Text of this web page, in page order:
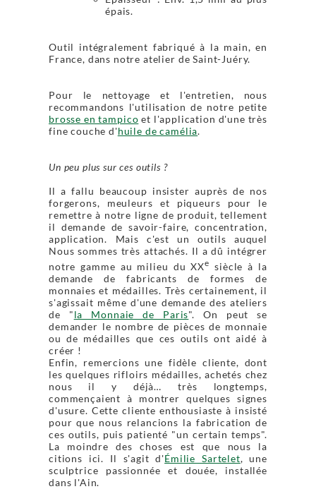
épais.
Outil intégralement fabriqué à la main, en
France, dans notre atelier de Saint-Juéry.
Pour le nettoyage et l'entretien, nous
recommandons l'utilisation de notre petite
brosse en tampico et l'application d'une très
fine couche d'huile de camélia.
Un peu plus sur ces outils ?
Il a fallu beaucoup insister auprès de nos
forgerons, meuleurs et piqueurs pour le
remettre à notre ligne de produit, tellement
il demande de savoir-faire, concentration,
application. Mais c'est un outils auquel
Nous sommes très attachés. Il a dû intégrer
notre gamme au milieu du XXe siècle à la
demande de fabricants de formes de
monnaies et médailles. Très certainement, il
s'agissait même d'une demande des ateliers
de "la Monnaie de Paris". On peut se
demander le nombre de pièces de monnaie
ou de médailles que ces outils ont aidé à
créer !
Enfin, remercions une fidèle cliente, dont
les quelques rifloirs médailles, achetés chez
nous il y déjà… très longtemps,
commençaient à montrer quelques signes
d'usure. Cette cliente enthousiaste à insisté
pour que nous relancions la fabrication de
ces outils, puis patienté "un certain temps".
La moindre des choses est que nous la
citions ici. Il s'agit d'Émilie Sartelet, une
sculptrice passionnée et douée, installée
dans l'Ain.